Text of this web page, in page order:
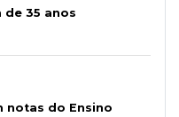
35 anos
notas do Ensino